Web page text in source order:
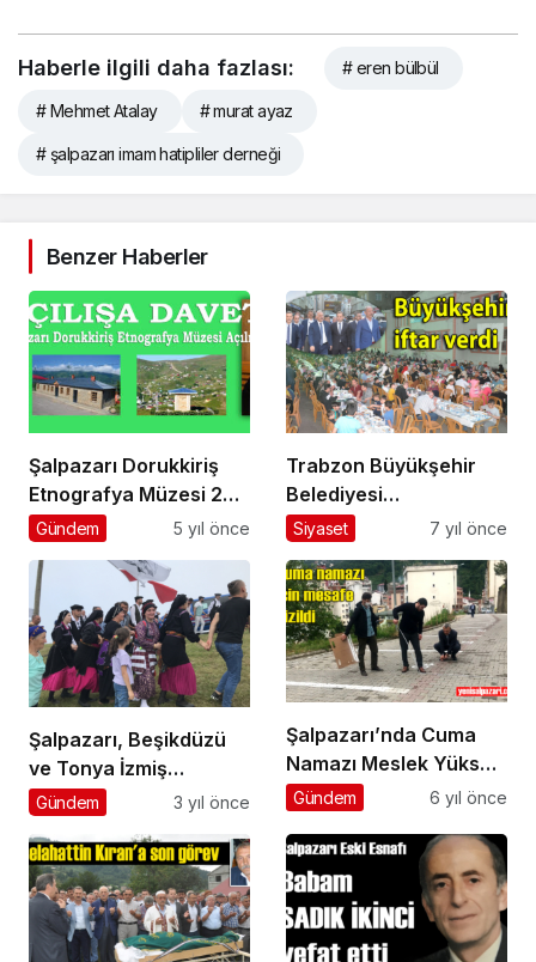
Haberle ilgili daha fazlası: # eren bülbül
# Mehmet Atalay # murat ayaz
# şalpazarı imam hatipliler derneği
Benzer Haberler
Şalpazarı Dorukkiriş
Etnografya Müzesi 22
Temmuz 2021
açılıyor
Gündem 5 yıl önce
Trabzon Büyükşehir
Belediyesi
Şalpazarı’nda iftar
Siyaset 7 yıl önce
Şalpazarı, Beşikdüzü
ve Tonya İzmiş
Karabdal Şenliği’nde
Gündem 3 yıl önce
Şalpazarı’nda Cuma
Namazı Meslek Yüksek
Okulu bahçesinde
Gündem 6 yıl önce